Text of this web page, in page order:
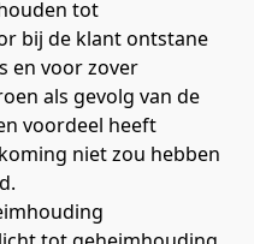
tot
bij de klant ontstane
en voor zover
als gevolg van de
voordeel heeft
niet zou hebben